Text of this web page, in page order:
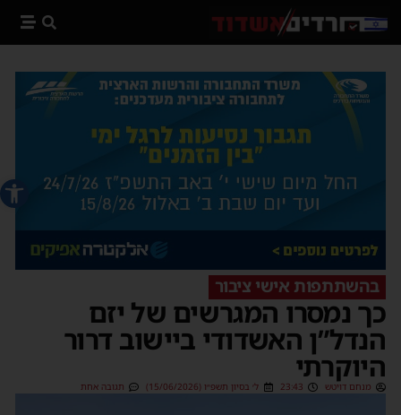
פתח
בהשתתפות אישי ציבור
כך נמסרו המגרשים של יזם
הנדל”ן האשדודי ביישוב דרור
היוקרתי
מנחם דויטש 23:43 ל׳ בסיון תשפ״ו (15/06/2026) תגובה אחת